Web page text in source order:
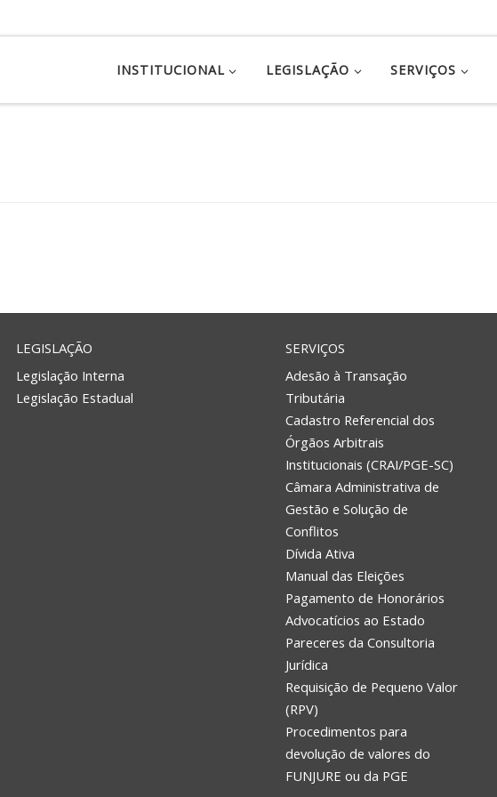
INSTITUCIONAL LEGISLAÇÃO SERVIÇOS
LEGISLAÇÃO
Legislação Interna
Legislação Estadual
SERVIÇOS
Adesão à Transação
Tributária
Cadastro Referencial dos
Órgãos Arbitrais
Institucionais (CRAI/PGE-SC)
Câmara Administrativa de
Gestão e Solução de
Conflitos
Dívida Ativa
Manual das Eleições
Pagamento de Honorários
Advocatícios ao Estado
Pareceres da Consultoria
Jurídica
Requisição de Pequeno Valor
(RPV)
Procedimentos para
devolução de valores do
FUNJURE ou da PGE